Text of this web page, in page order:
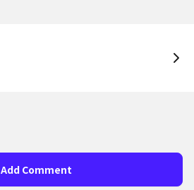
Add Comment